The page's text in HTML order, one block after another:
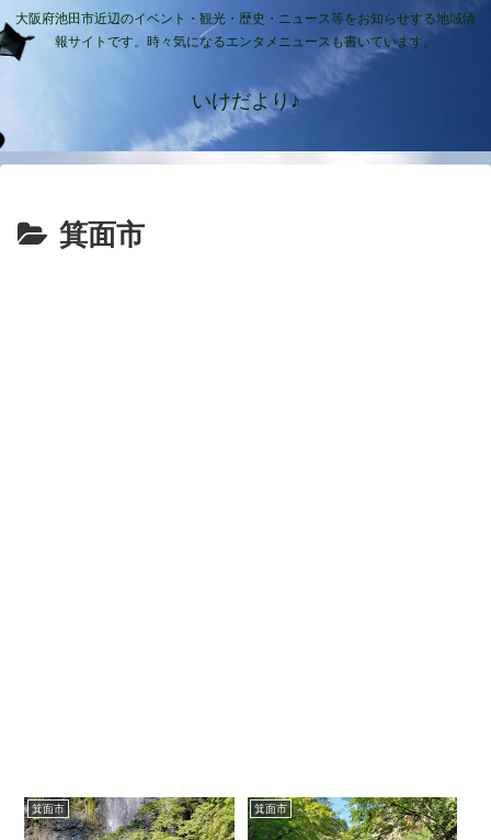
大阪府池田市近辺のイベント・観光・歴史・ニュース等をお知らせする地域情
報サイトです。時々気になるエンタメニュースも書いています。
いけだより♪
箕面市
箕面市 箕面市